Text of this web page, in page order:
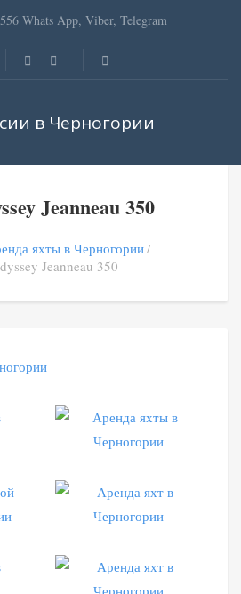
Whats App, Viber, Telegram
Jeanneau 350
яхты в Черногории
Jeanneau 350